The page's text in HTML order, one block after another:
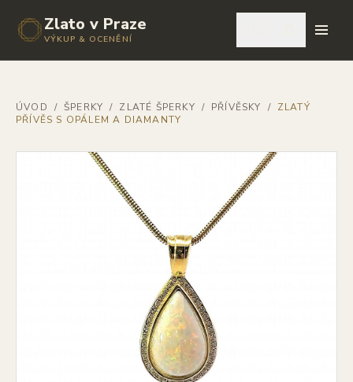
Zlato v Praze
VÝKUP & OCENĚNÍ
ÚVOD / ŠPERKY / ZLATÉ ŠPERKY / PŘÍVĚSKY / ZLATÝ
PŘÍVĚS S OPÁLEM A DIAMANTY